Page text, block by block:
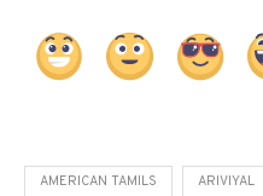
AMERICAN TAMILS ARIVIYAL